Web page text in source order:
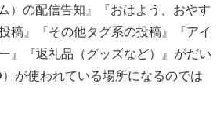
）の配信告知』『おはよう、おやす
稿』『その他タグ系の投稿』『アイ
』『返礼品（グッズなど）』がだい
が使われている場所になるのでは